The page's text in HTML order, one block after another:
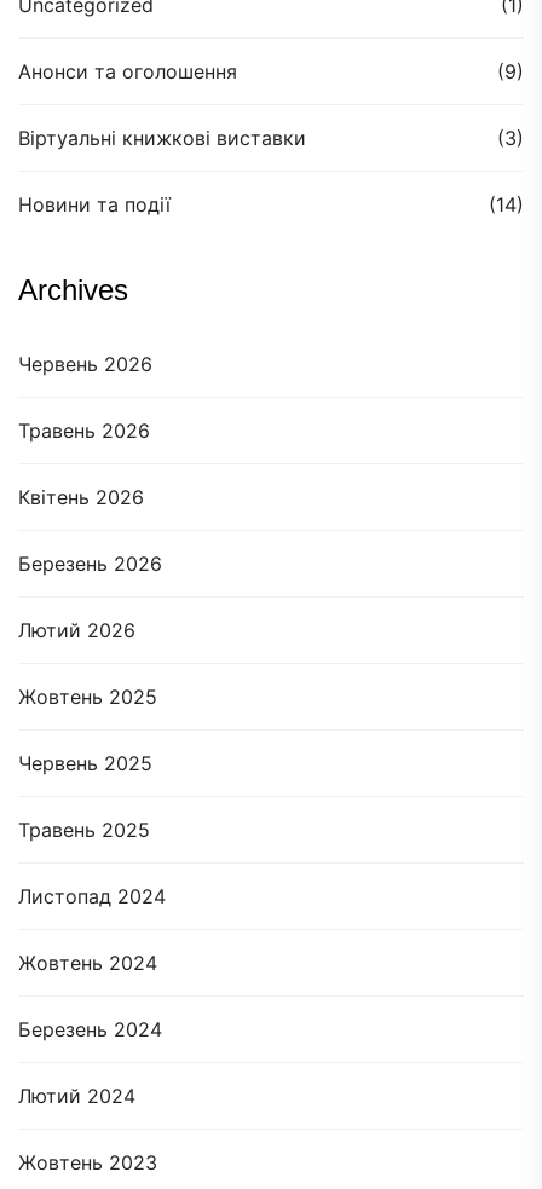
Uncategorized (1)
Анонси та оголошення (9)
Віртуальні книжкові виставки (3)
Новини та події (14)
Archives
Червень 2026
Травень 2026
Квітень 2026
Березень 2026
Лютий 2026
Жовтень 2025
Червень 2025
Травень 2025
Листопад 2024
Жовтень 2024
Березень 2024
Лютий 2024
Жовтень 2023